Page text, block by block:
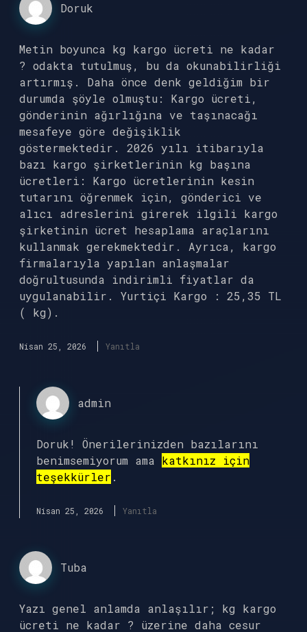
Doruk
Metin boyunca kg kargo ücreti ne kadar
? odakta tutulmuş, bu da okunabilirliği
artırmış. Daha önce denk geldiğim bir
durumda şöyle olmuştu: Kargo ücreti,
gönderinin ağırlığına ve taşınacağı
mesafeye göre değişiklik
göstermektedir. 2026 yılı itibarıyla
bazı kargo şirketlerinin kg başına
ücretleri: Kargo ücretlerinin kesin
tutarını öğrenmek için, gönderici ve
alıcı adreslerini girerek ilgili kargo
şirketinin ücret hesaplama araçlarını
kullanmak gerekmektedir. Ayrıca, kargo
firmalarıyla yapılan anlaşmalar
doğrultusunda indirimli fiyatlar da
uygulanabilir. Yurtiçi Kargo : 25,35 TL
( kg).
Nisan 25, 2026 Yanıtla
admin
Doruk! Önerilerinizden bazılarını
benimsemiyorum ama katkınız için
teşekkürler .
Nisan 25, 2026 Yanıtla
Tuba
Yazı genel anlamda anlaşılır; kg kargo
ücreti ne kadar ? üzerine daha cesur